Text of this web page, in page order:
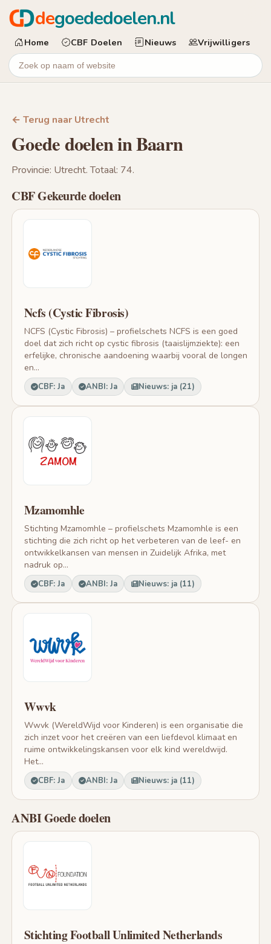
degoededoelen.nl
Home CBF Doelen Nieuws Vrijwilligers
← Terug naar Utrecht
Goede doelen in Baarn
Provincie: Utrecht. Totaal: 74.
CBF Gekeurde doelen
Ncfs (Cystic Fibrosis)
NCFS (Cystic Fibrosis) – profielschets NCFS is een goed
doel dat zich richt op cystic fibrosis (taaislijmziekte): een
erfelijke, chronische aandoening waarbij vooral de longen
en...
CBF: Ja ANBI: Ja Nieuws: ja (21)
Mzamomhle
Stichting Mzamomhle – profielschets Mzamomhle is een
stichting die zich richt op het verbeteren van de leef- en
ontwikkelkansen van mensen in Zuidelijk Afrika, met
nadruk op...
CBF: Ja ANBI: Ja Nieuws: ja (11)
Wwvk
Wwvk (WereldWijd voor Kinderen) is een organisatie die
zich inzet voor het creëren van een liefdevol klimaat en
ruime ontwikkelingskansen voor elk kind wereldwijd.
Het...
CBF: Ja ANBI: Ja Nieuws: ja (11)
ANBI Goede doelen
Stichting Football Unlimited Netherlands